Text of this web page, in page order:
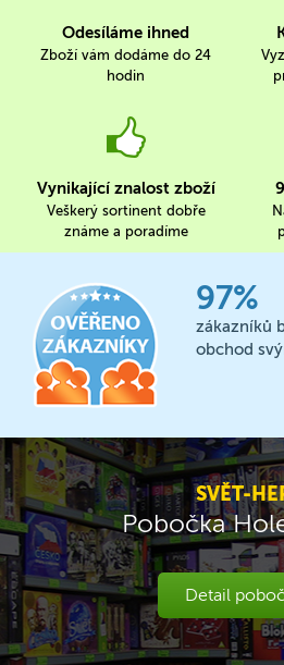
Odesíláme ihned
Zboží vám dodáme do 24
hodin
Vynikající znalost zboží
Veškerý sortinent dobře
známe a poradíme
97%
zákazníků
obchod
SVĚT-
Pobočka
Detail